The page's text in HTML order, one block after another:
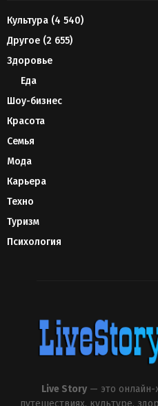
Культура (4 540)
Другое (2 655)
Здоровье
Еда
Шоу-бизнес
Красота
Семья
Мода
Карьера
Техно
Туризм
Психология
Live Story — это онлайн-
путешествиях, культуре,